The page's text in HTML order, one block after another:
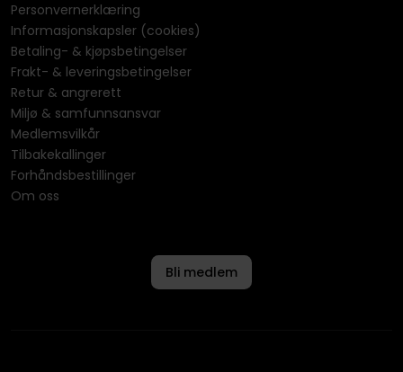
Personvernerklæring
Informasjonskapsler (cookies)
Betaling- & kjøpsbetingelser
Frakt- & leveringsbetingelser
Retur & angrerett
Miljø & samfunnsansvar
Medlemsvilkår
Tilbakekallinger
Forhåndsbestillinger
Om oss
Bli medlem